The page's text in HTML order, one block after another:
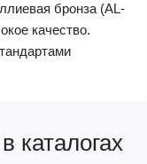
бронза (AL-
качество.
каталогах